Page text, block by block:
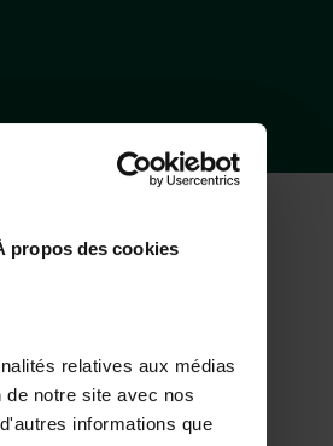
propos des cookies
relatives aux médias
notre site avec nos
informations que
?
By train